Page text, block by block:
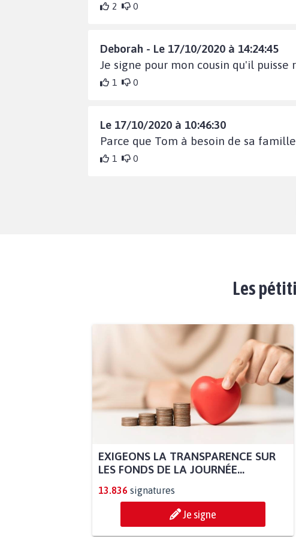
2 0
Deborah - Le 17/10/2020 à 14:24:45
Je signe pour mon cousin qu'il
1 0
Le 17/10/2020 à 10:46:30
Parce que Tom à besoin de sa
1 0
Les
EXIGEONS LA TRANSPARENCE SUR
LES FONDS DE LA JOURNÉE...
13.836 signatures
Je signe